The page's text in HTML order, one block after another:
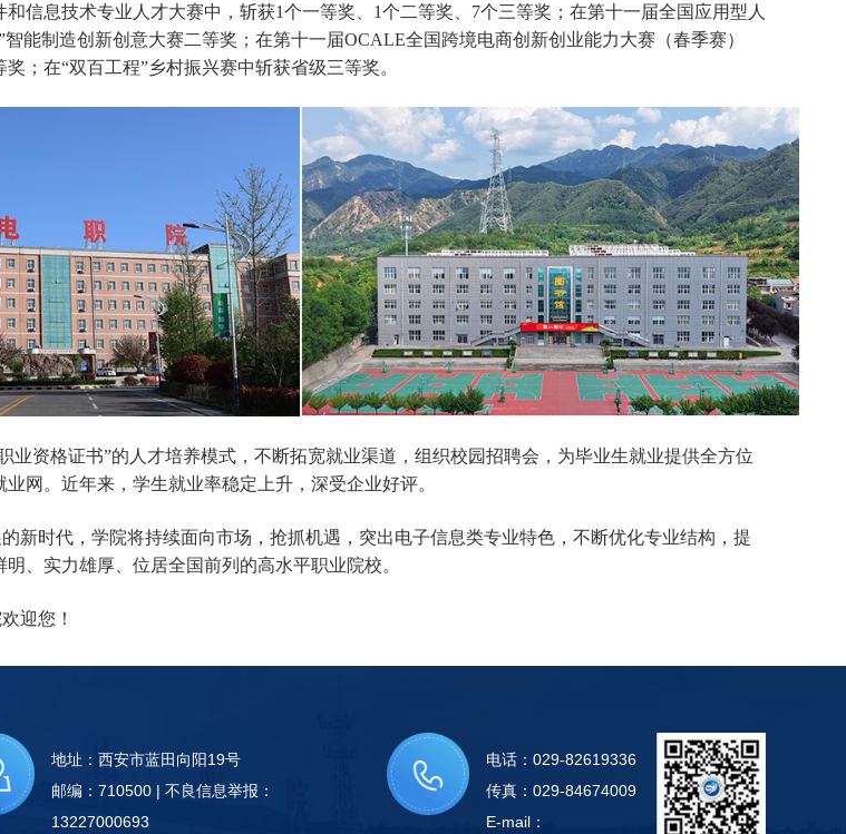
信息技术专业人才大赛中，斩获1个一等奖、 1个二等奖、 7个三等奖；在第十一届全国应用型人
能制造创新创意大赛二等奖；在第十一届OCALE全国跨境电商创新创业能力大赛（春季赛）
；在“双百工程”乡村振兴赛中斩获省级三等奖。
业资格证书”的人才培养模式，不断拓宽就业渠道，组织校园招聘会，为毕业生就业提供全方位
网。近年来，学生就业率稳定上升，深受企业好评。
新时代，学院将持续面向市场，抢抓机遇，突出电子信息类专业特色，不断优化专业结构，提
、实力雄厚、位居全国前列的高水平职业院校。
迎您！
地址：西安市蓝田向阳19号
邮编：710500 | 不良信息举报：
13227000693
电话：029-82619336
传真：029-84674009
E-mail：